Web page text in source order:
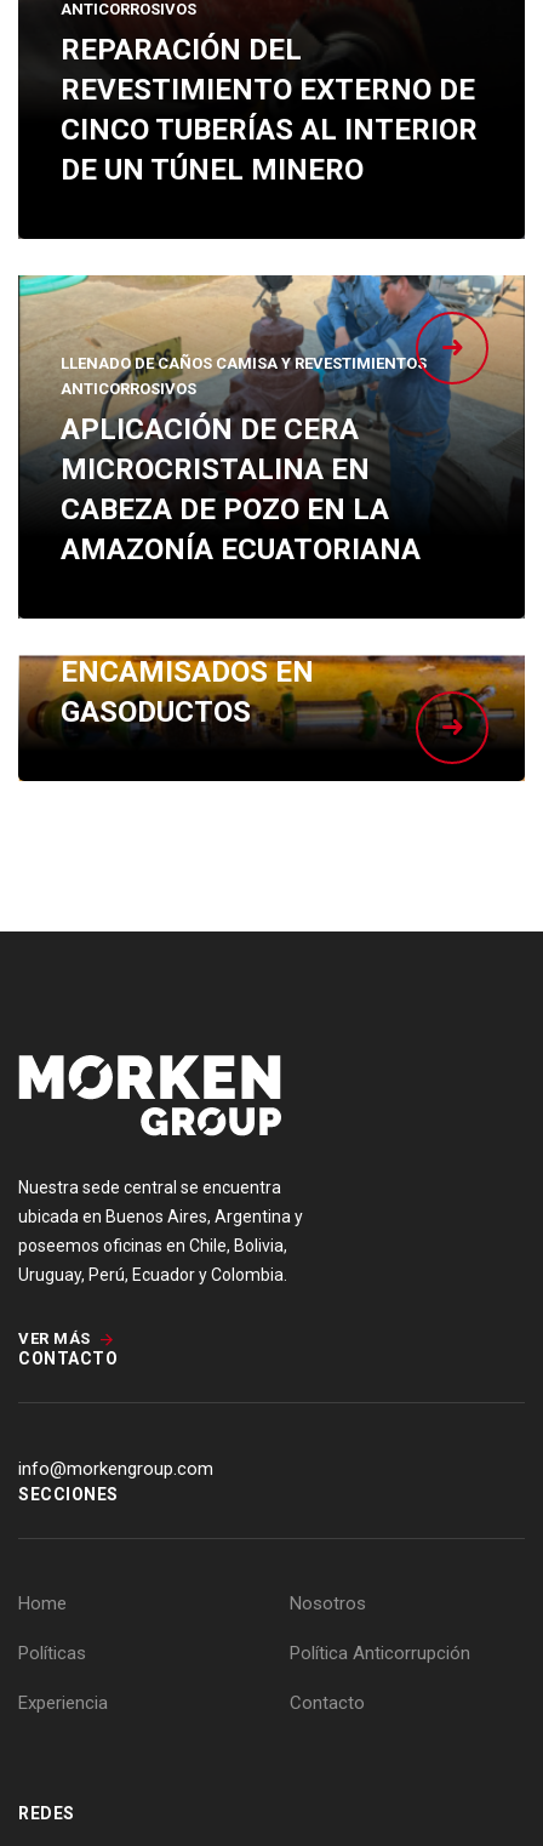
ANTICORROSIVOS
REPARACIÓN DEL
REVESTIMIENTO EXTERNO DE
CINCO TUBERÍAS AL INTERIOR
DE UN TÚNEL MINERO
LLENADO DE CAÑOS CAMISA Y REVESTIMIENTOS
ANTICORROSIVOS
APLICACIÓN DE CERA
MICROCRISTALINA EN
CABEZA DE POZO EN LA
AMAZONÍA ECUATORIANA
ENCAMISADOS EN
GASODUCTOS
Nuestra sede central se encuentra
ubicada en Buenos Aires, Argentina y
poseemos oficinas en Chile, Bolivia,
Uruguay, Perú, Ecuador y Colombia.
VER MÁS
CONTACTO
info@morkengroup.com
SECCIONES
Home Nosotros
Políticas Política Anticorrupción
Experiencia Contacto
REDES